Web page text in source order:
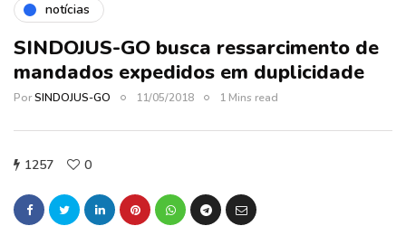
notícias
SINDOJUS-GO busca ressarcimento de
mandados expedidos em duplicidade
PorSINDOJUS-GO 11/05/2018 1 Mins read
1257 0